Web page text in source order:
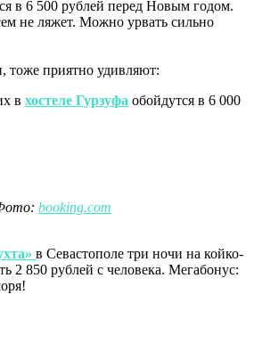
в 6 500 рублей перед Новым годом.
не ляжет. Можно урвать сильно
тоже приятно удивляют:
в хостеле Гурзуфа обойдутся в 6 000
booking.com
в Севастополе три ночи на койко-
2 850 рублей с человека. Мегабонус: